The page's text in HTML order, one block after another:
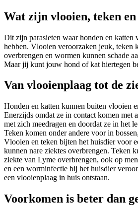
Wat zijn vlooien, teken
Dit zijn parasieten waar honden en katten
hebben. Vlooien veroorzaken jeuk, teken
overbrengen en wormen kunnen schade
Maar jij kunt jouw hond of kat hiertegen
Van vlooienplaag tot de
Honden en katten kunnen buiten vlooien
Enerzijds omdat ze in contact komen met
met zich meedragen en doordat ze in het
Teken komen onder andere voor in
Vlooien en teken bijten het huisdier voor
kunnen nare ziektes overbrengen. Teken
ziekte van Lyme overbrengen, ook op
en een worminfectie bij het huisdier
een vlooienplaag in huis ontstaan.
Voorkomen is beter dan